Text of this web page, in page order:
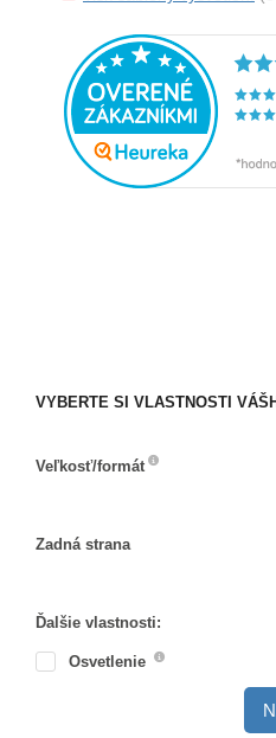
VYBERTE SI VLASTNOSTI
Veľkosť/formát
Zadná strana
strana
Ďalšie vlastnosti:
Osvetlenie